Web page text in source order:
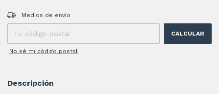
Entregas para el CP:
Medios de envío
CALCULAR
No sé mi código postal
Descripción